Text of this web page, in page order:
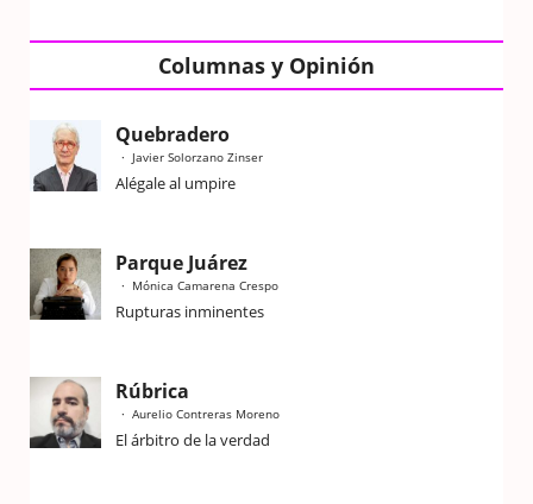
Columnas y Opinión
Quebradero
Javier Solorzano Zinser
Alégale al umpire
Parque Juárez
Mónica Camarena Crespo
Rupturas inminentes
Rúbrica
Aurelio Contreras Moreno
El árbitro de la verdad